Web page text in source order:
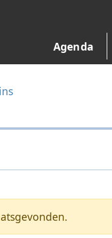
Agenda